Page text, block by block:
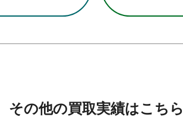
その他の買取実績はこちら